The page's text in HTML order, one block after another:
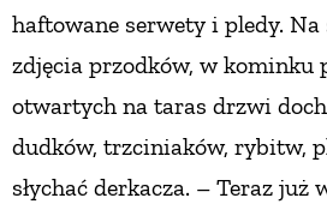
haftowane serwety i pledy.
zdjęcia przodków, w kominku
otwartych na taras drzwi
dudków, trzciniaków, rybitw,
słychać derkacza. – Teraz już
INNE